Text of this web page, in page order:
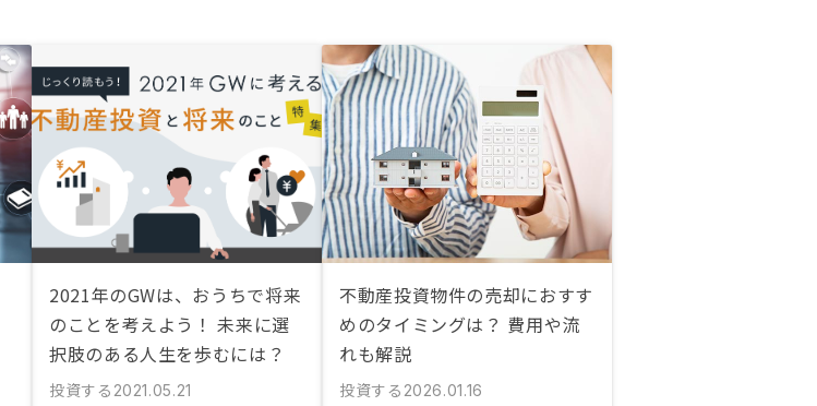
2021年のGWは、おうちで将来
のことを考えよう！ 未来に選
択肢のある人生を歩むには？
投資する 2021.05.21
不動産投資物件の売却におすす
めのタイミングは？ 費用や流
れも解説
投資する 2026.01.16